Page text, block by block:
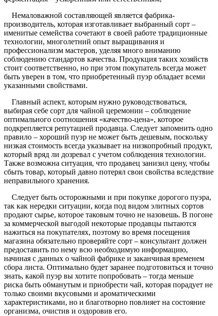
Немаловажной составляющей является фабрика-
производитель, которая изготавливает выбранный сорт –
именитые семейства сочетают в своей работе традиционные
технологии, многолетний опыт выращивания и
профессионализм мастеров, уделяя много вниманию
соблюдению стандартов качества. Продукция таких хозяйств
стоит соответственно, но при этом покупатель всегда может
быть уверен в том, что приобретенный пуэр обладает всеми
указанными свойствами.
Главный аспект, которым нужно руководствоваться,
выбирая себе сорт для чайной церемонии – соблюдение
оптимального соотношения «качество-цена», которое
подкрепляется репутацией продавца. Следует запомнить одно
правило – хороший пуэр не может быть дешевым, поскольку
низкая стоимость всегда указывает на низкопробный продукт,
который вряд ли дозревал с учетом соблюдения технологии.
Также возможна ситуация, что продавец занизил цену, чтобы
сбыть товар, который давно потерял свои свойства вследствие
неправильного хранения.
Следует быть осторожными и при покупке дорогого пуэра,
так как нередки ситуации, когда под видом элитных сортов
продают сырье, которое таковым точно не назовешь. В погоне
за коммерческой выгодой некоторые продавцы пытаются
нажиться на покупателях, поэтому во время посещения
магазина обязательно проверяйте сорт – консультант должен
предоставить по нему всю необходимую информацию,
начиная с данных о чайной фабрике и заканчивая временем
сбора листа. Оптимально будет заранее подготовиться и точно
знать, какой пуэр вы хотите попробовать – тогда меньше
риска быть обманутым и приобрести чай, которая порадует не
только своими вкусовыми и ароматическими
характеристиками, но и благотворно повлияет на состояние
организма, очистив и оздоровив его.